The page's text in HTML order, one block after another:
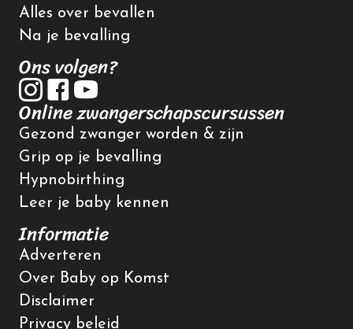
Alles over bevallen
Na je bevalling
Ons volgen?
Online zwangerschapscursussen
Gezond zwanger worden & zijn
Grip op je bevalling
Hypnobirthing
Leer je baby kennen
Informatie
Adverteren
Over Baby op Komst
Disclaimer
Privacy beleid